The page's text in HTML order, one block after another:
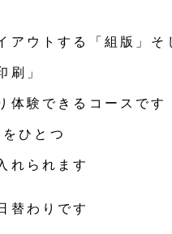
アウトする「組版」そ
刷」
体験できるコースです
ひとつ
れられます
替わりです